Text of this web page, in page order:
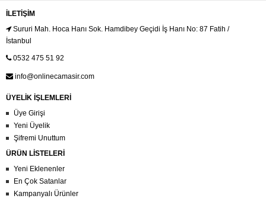
İLETIŞIM
Sururi Mah. Hoca Hanı Sok. Hamdibey Geçidi İş Hanı No: 87 Fatih /
İstanbul
0532 475 51 92
info@onlinecamasir.com
ÜYELİK İŞLEMLERİ
Üye Girişi
Yeni Üyelik
Şifremi Unuttum
ÜRÜN LİSTELERİ
Yeni Eklenenler
En Çok Satanlar
Kampanyalı Ürünler